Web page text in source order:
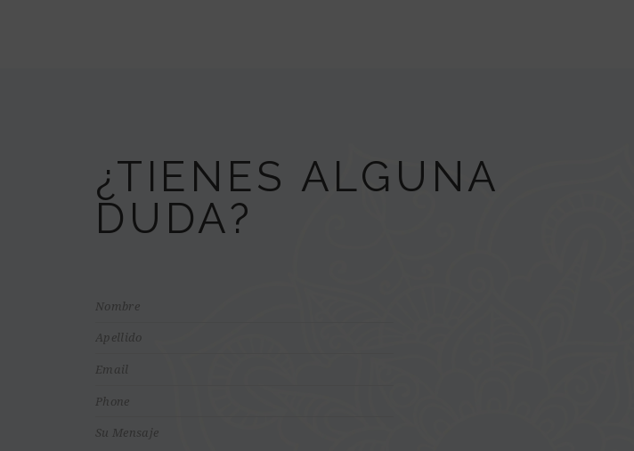
¿TIENES ALGUNA
DUDA?